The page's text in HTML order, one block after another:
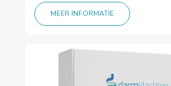
MEER INFORMATIE